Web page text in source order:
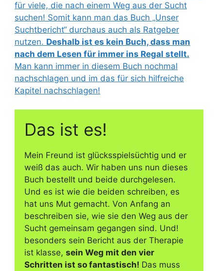
für viele, die nach einem Weg aus der Sucht
suchen! Somit kann man das Buch „Unser
Suchtbericht“ durchaus auch als Ratgeber
nutzen. Deshalb ist es kein Buch, dass man
nach dem Lesen für immer ins Regal stellt.
Man kann immer in diesem Buch nochmal
nachschlagen und im das für sich hilfreiche
Kapitel nachschlagen!
Das ist es!
Mein Freund ist glücksspielsüchtig und er
weiß das auch. Wir haben uns nun dieses
Buch bestellt und beide durchgelesen.
Und es ist wie die beiden schreiben, es
hat uns Mut gemacht. Von Anfang an
beschreiben sie, wie sie den Weg aus der
Sucht gemeinsam gegangen sind. Und!
besonders sein Bericht aus der Therapie
ist klasse, sein Weg mit den vier
Schritten ist so fantastisch! Das muss